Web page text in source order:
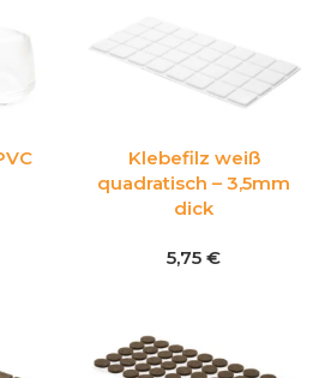
Klebefilz weiß
quadratisch – 3,5mm
dick
5,75 €